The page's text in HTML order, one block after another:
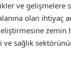
ve gelişmelere
olan ihtiyaç
zemin
ve sağlık